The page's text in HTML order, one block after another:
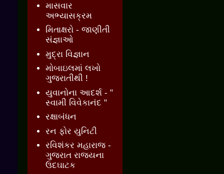
માસવાર
અભ્યાસક્રમ
મિતાક્ષરો - જાણીતી
સંજ્ઞાઓ
મુદ્રા વિજ્ઞાન
મોબાઇલમાં લખો
ગુજરાતીથી !
યુવાનોના આદર્શ - "
સ્વામી વિવેકાનંદ "
રક્ષાબંધન
રન ફોર યુનિટી
રવિશંકર મહારાજ -
ગુજરાત રાજ્યના
ઉદઘાટક